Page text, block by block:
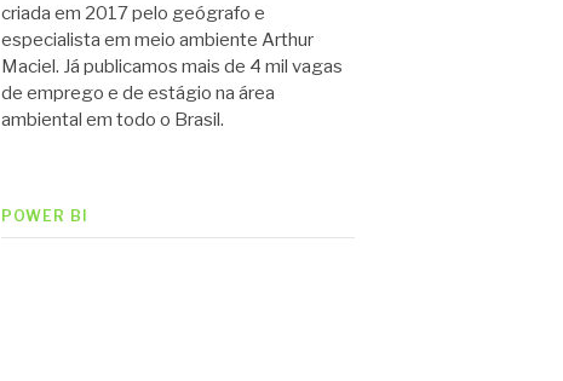
criada em 2017 pelo geógrafo e
especialista em meio ambiente Arthur
Maciel. Já publicamos mais de 4 mil vagas
de emprego e de estágio na área
ambiental em todo o Brasil.
POWER BI